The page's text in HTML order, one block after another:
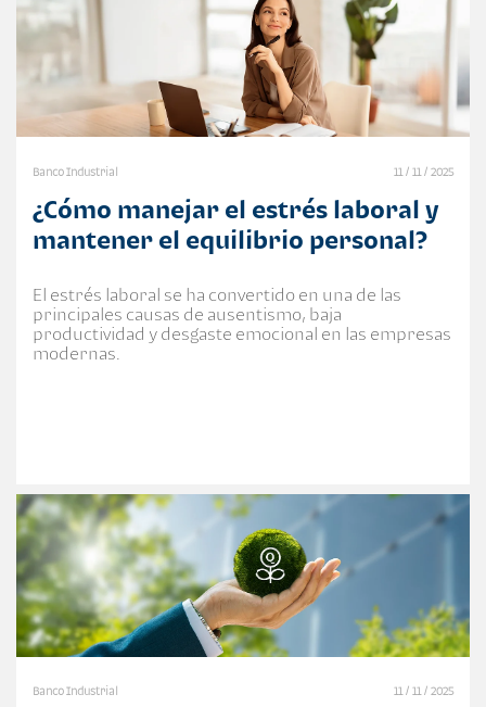
Banco Industrial 11 / 11 / 2025
¿Cómo manejar el estrés laboral y
mantener el equilibrio personal?
El estrés laboral se ha convertido en una de las
principales causas de ausentismo, baja
productividad y desgaste emocional en las empresas
modernas.
Banco Industrial 11 / 11 / 2025